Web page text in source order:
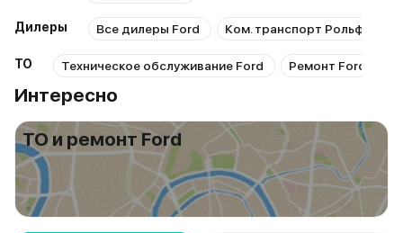
Дилеры Все дилеры Ford Ком. транспорт Рольф Химки
ТО Техническое обслуживание Ford Ремонт Ford
Интересно
ТО и ремонт Ford